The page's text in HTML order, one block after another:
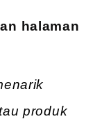
halaman
produk